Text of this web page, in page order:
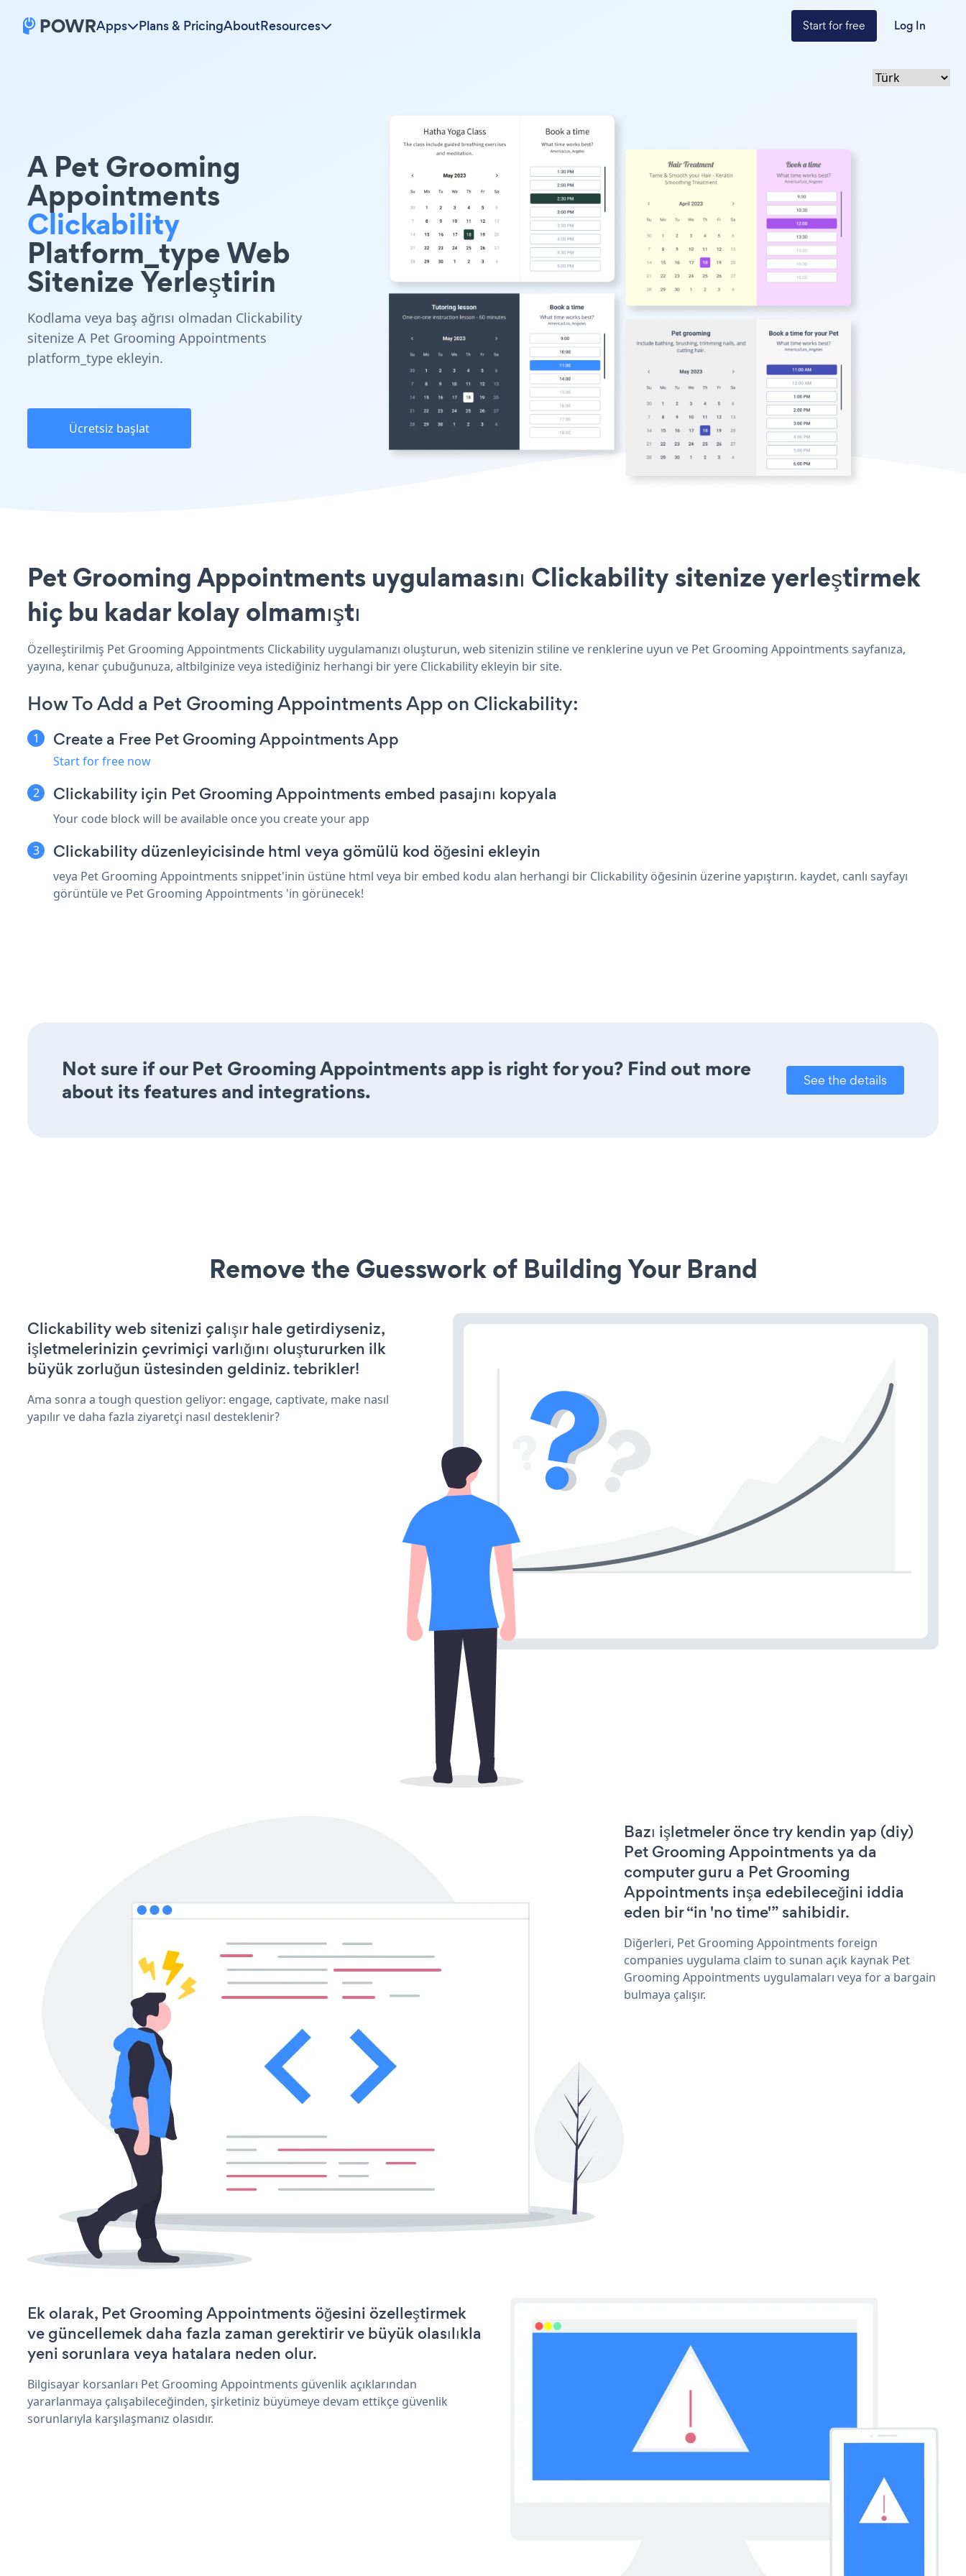
Apps Plans & PricingAboutResources Start for free Log In
A Pet Grooming
Appointments
Clickability
Platform_type Web
Sitenize Yerleştirin
Kodlama veya baş ağrısı olmadan Clickability
sitenize A Pet Grooming Appointments
platform_type ekleyin.
Ücretsiz başlat
Pet Grooming Appointments uygulamasını Clickability sitenize yerleştirmek
hiç bu kadar kolay olmamıştı
Özelleştirilmiş Pet Grooming Appointments Clickability uygulamanızı oluşturun, web sitenizin stiline ve renklerine uyun ve Pet Grooming Appointments sayfanıza,
yayına, kenar çubuğunuza, altbilginize veya istediğiniz herhangi bir yere Clickability ekleyin bir site.
How To Add a Pet Grooming Appointments App on Clickability:
Create a Free Pet Grooming Appointments App
Start for free now
Clickability için Pet Grooming Appointments embed pasajını kopyala
Your code block will be available once you create your app
Clickability düzenleyicisinde html veya gömülü kod öğesini ekleyin
veya Pet Grooming Appointments snippet'inin üstüne html veya bir embed kodu alan herhangi bir Clickability öğesinin üzerine yapıştırın. kaydet, canlı sayfayı
görüntüle ve Pet Grooming Appointments 'in görünecek!
Not sure if our Pet Grooming Appointments app is right for you? Find out more
about its features and integrations.
See the details
Remove the Guesswork of Building Your Brand
Clickability web sitenizi çalışır hale getirdiyseniz,
işletmelerinizin çevrimiçi varlığını oluştururken ilk
büyük zorluğun üstesinden geldiniz. tebrikler!
Ama sonra a tough question geliyor: engage, captivate, make nasıl
yapılır ve daha fazla ziyaretçi nasıl desteklenir?
Bazı işletmeler önce try kendin yap (diy)
Pet Grooming Appointments ya da
computer guru a Pet Grooming
Appointments inşa edebileceğini iddia
eden bir “in 'no time'” sahibidir.
Diğerleri, Pet Grooming Appointments foreign
companies uygulama claim to sunan açık kaynak Pet
Grooming Appointments uygulamaları veya for a bargain
bulmaya çalışır.
Ek olarak, Pet Grooming Appointments öğesini özelleştirmek
ve güncellemek daha fazla zaman gerektirir ve büyük olasılıkla
yeni sorunlara veya hatalara neden olur.
Bilgisayar korsanları Pet Grooming Appointments güvenlik açıklarından
yararlanmaya çalışabileceğinden, şirketiniz büyümeye devam ettikçe güvenlik
sorunlarıyla karşılaşmanız olasıdır.